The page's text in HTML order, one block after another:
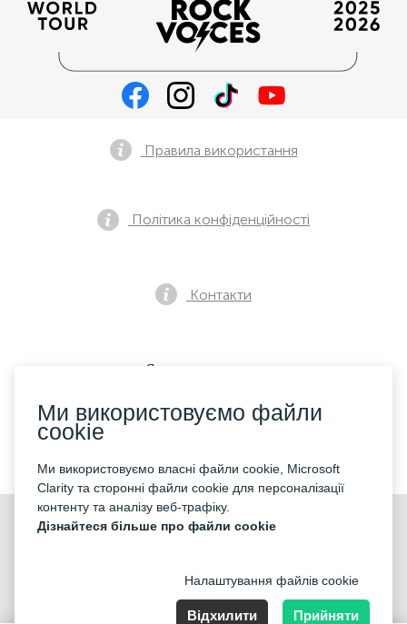
©2026 «Mticket Sp. z o.o.» Всі права захищені
Правила використання
Політика конфіденційності
Контакти
Як купити квиток
Ми використовуємо файли
cookie
Ми використовуємо власні файли cookie, Microsoft
Clarity та сторонні файли cookie для персоналізації
контенту та аналізу веб-трафіку.
Дізнайтеся більше про файли cookie
Налаштування файлів cookie
Відхилити Прийняти